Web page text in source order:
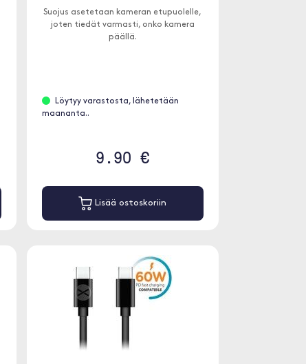
Suojus asetetaan kameran etupuolelle,
joten tiedät varmasti, onko kamera
päällä.
Löytyy varastosta, lähetetään
maananta..
9.90 €
Lisää ostoskoriin